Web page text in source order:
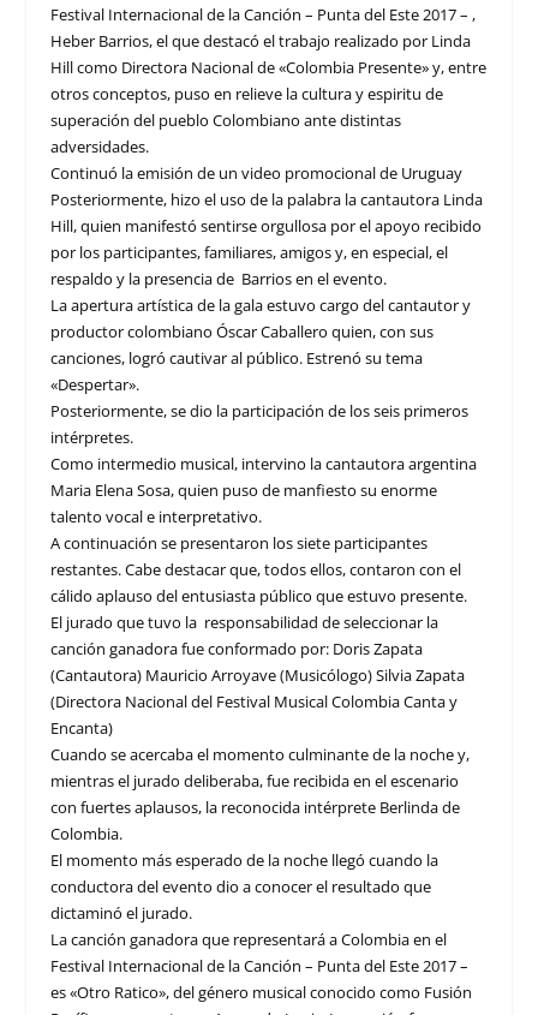
Festival Internacional de la Canción – Punta del Este 2017 – ,
Heber Barrios, el que destacó el trabajo realizado por Linda
Hill como Directora Nacional de «Colombia Presente» y, entre
otros conceptos, puso en relieve la cultura y espiritu de
superación del pueblo Colombiano ante distintas
adversidades.
Continuó la emisión de un video promocional de Uruguay
Posteriormente, hizo el uso de la palabra la cantautora Linda
Hill, quien manifestó sentirse orgullosa por el apoyo recibido
por los participantes, familiares, amigos y, en especial, el
respaldo y la presencia de Barrios en el evento.
La apertura artística de la gala estuvo cargo del cantautor y
productor colombiano Óscar Caballero quien, con sus
canciones, logró cautivar al público. Estrenó su tema
«Despertar».
Posteriormente, se dio la participación de los seis primeros
intérpretes.
Como intermedio musical, intervino la cantautora argentina
Maria Elena Sosa, quien puso de manfiesto su enorme
talento vocal e interpretativo.
A continuación se presentaron los siete participantes
restantes. Cabe destacar que, todos ellos, contaron con el
cálido aplauso del entusiasta público que estuvo presente.
El jurado que tuvo la responsabilidad de seleccionar la
canción ganadora fue conformado por: Doris Zapata
(Cantautora) Mauricio Arroyave (Musicólogo) Silvia Zapata
(Directora Nacional del Festival Musical Colombia Canta y
Encanta)
Cuando se acercaba el momento culminante de la noche y,
mientras el jurado deliberaba, fue recibida en el escenario
con fuertes aplausos, la reconocida intérprete Berlinda de
Colombia.
El momento más esperado de la noche llegó cuando la
conductora del evento dio a conocer el resultado que
dictaminó el jurado.
La canción ganadora que representará a Colombia en el
Festival Internacional de la Canción – Punta del Este 2017 –
es «Otro Ratico», del género musical conocido como Fusión